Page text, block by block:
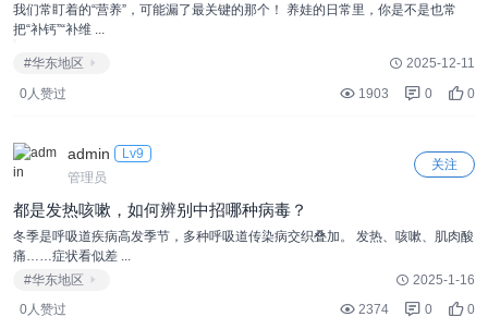
我们常盯着的“营养”，可能漏了最关键的那个！ 养娃的日常里，你是不是也常
把“补钙”“补维 ...
#华东地区
2025-12-11
0人赞过
1903 0 0
admin
Lv9
管理员
关注
都是发热咳嗽，如何辨别中招哪种病毒？
冬季是呼吸道疾病高发季节，多种呼吸道传染病交织叠加。 发热、咳嗽、肌肉酸
痛……症状看似差 ...
#华东地区
2025-1-16
0人赞过
2374 0 0